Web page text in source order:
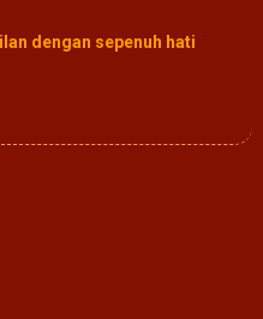
dengan sepenuh hati